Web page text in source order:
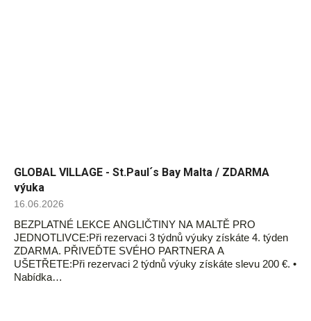
GLOBAL VILLAGE - St.Paul´s Bay Malta / ZDARMA
výuka
16.06.2026
BEZPLATNÉ LEKCE ANGLIČTINY NA MALTĚ PRO
JEDNOTLIVCE:Při rezervaci 3 týdnů výuky získáte 4. týden
ZDARMA. PŘIVEĎTE SVÉHO PARTNERA A
UŠETŘETE:Při rezervaci 2 týdnů výuky získáte slevu 200 €. •
Nabídka…